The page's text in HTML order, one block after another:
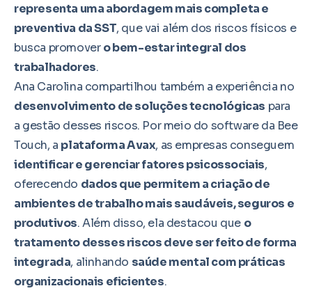
representa uma abordagem mais completa e
preventiva da SST, que vai além dos riscos físicos e
busca promovero bem-estar integral dos
trabalhadores.
Ana Carolina compartilhou também a experiência no
desenvolvimento de soluções tecnológicas para
a gestão desses riscos. Por meio do software da Bee
Touch, a plataforma Avax, as empresas conseguem
identificar e gerenciar fatores psicossociais,
oferecendo dados que permitem a criação de
ambientes de trabalho mais saudáveis, seguros e
produtivos. Além disso, ela destacou que o
tratamento desses riscos deve ser feito de forma
integrada, alinhando saúde mental com práticas
organizacionais eficientes.